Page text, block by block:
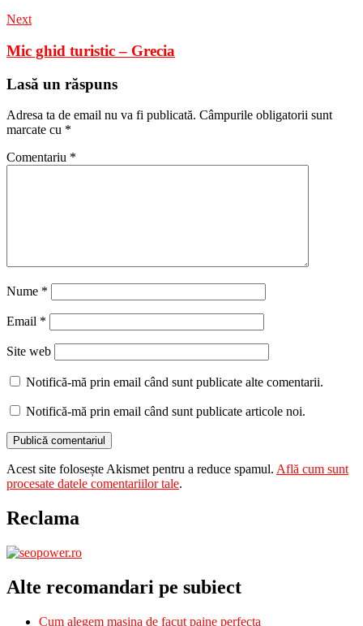
Next
Mic ghid turistic – Grecia
Lasă un răspuns
Adresa ta de email nu va fi publicată. Câmpurile obligatorii sunt
marcate cu *
Comentariu *
Nume *
Email *
Site web
Notifică-mă prin email când sunt publicate alte comentarii.
Notifică-mă prin email când sunt publicate articole noi.
Acest site folosește Akismet pentru a reduce spamul. Află cum sunt
procesate datele comentariilor tale.
Reclama
Alte recomandari pe subiect
Cum alegem masina de facut paine perfecta